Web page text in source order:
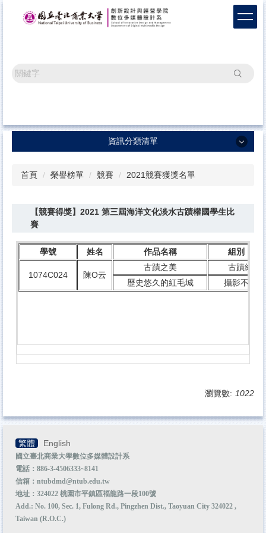
搜尋
資訊分類清單
畢業成果
辦學成果
其他資源
首頁 榮譽榜單 競賽 2021競賽獲獎名單
【競賽得獎】2021 第三屆海洋文化淡水古蹟權國學生比
賽
學號 姓名 作品名稱 組別（獲
1074C024 陳O云
古蹟之美
古蹟組（
歷史悠久的紅毛城
攝影不分
瀏覽數: 1022
繁體 English
國立臺北商業大學數位多媒體設計系
電話：886-3-4506333~8141
信箱：ntubdmd@ntub.edu.tw
地址：324022 桃園市平鎮區福龍路一段100號
Add.: No. 100, Sec. 1, Fulong Rd., Pingzhen Dist., Taoyuan City 324022 ,
Taiwan (R.O.C.)